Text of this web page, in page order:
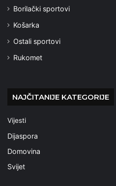
Borilački sportovi
Košarka
Ostali sportovi
Rukomet
NAJČITANIJE KATEGORIJE
Vijesti
Dijaspora
Domovina
Svijet